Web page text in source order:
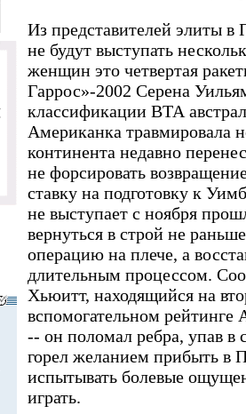
Из представителей элиты
не будут выступать
женщин это четвертая
Гаррос»-2002 Серена
классификации ВТА
Американка травмировала
континента недавно
не форсировать
ставку на подготовку к
не выступает с ноября
вернуться в строй не
операцию на плече, а
длительным процессом.
Хьюитт, находящийся на
вспомогательном
-- он поломал ребра, упав
горел желанием прибыть в
испытывать болевые
играть.